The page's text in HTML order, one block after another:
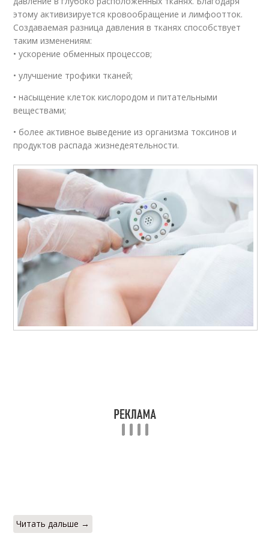
Вакуумная банка
Массаж для плоского
живота
Массаж на женский
этому активизируется кровообращение и лимфоотток.
Создаваемая разница давления в тканях способствует
таким изменениям:
• ускорение обменных процессов;
• улучшение трофики тканей;
• насыщение клеток кислородом и питательными
веществами;
• более активное выведение из организма токсинов и
продуктов распада жизнедеятельности.
Читать дальше →